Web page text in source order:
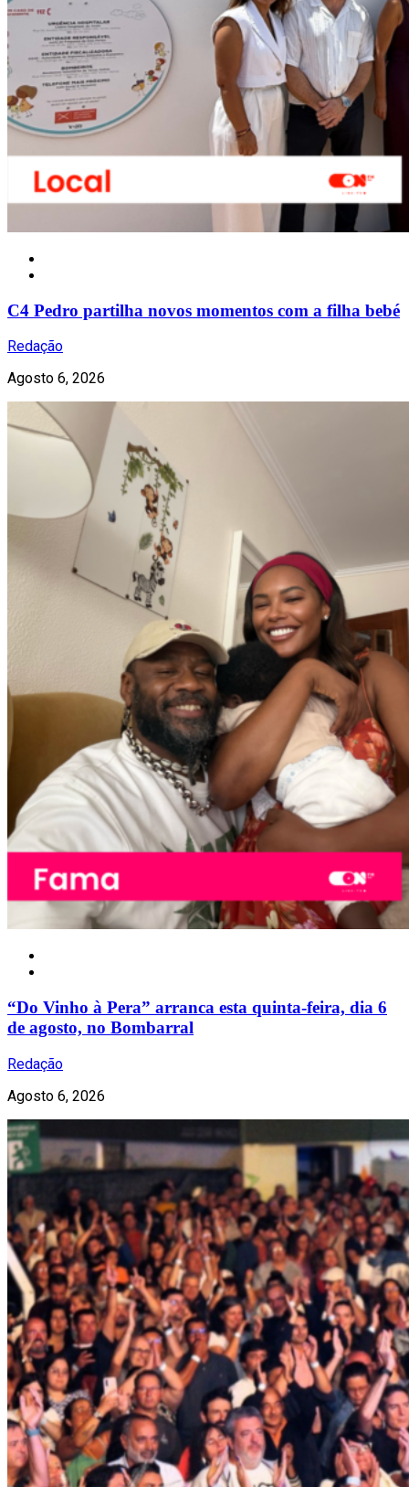
C4 Pedro partilha novos momentos com a filha bebé
Redação
Agosto 6, 2026
“Do Vinho à Pera” arranca esta quinta-feira, dia 6
de agosto, no Bombarral
Redação
Agosto 6, 2026